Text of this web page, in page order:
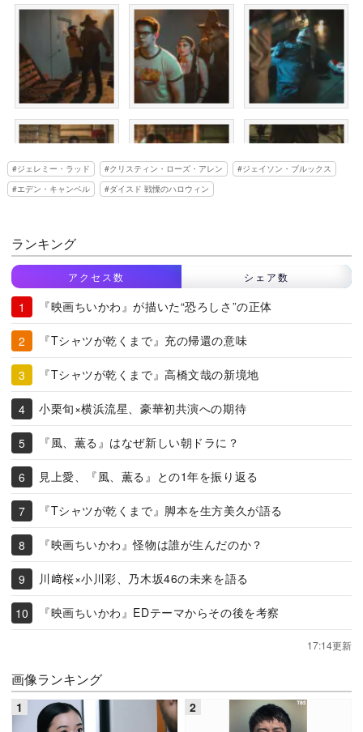
ジェレミー・ラッド クリスティン・ローズ・アレン
ジェイソン・ブルックス
エデン・キャンベル
ダイスド 戦慄のハロウィン
ランキング
アクセス数 シェア数
『映画ちいかわ』が描いた“恐ろしさ”の正体
『Tシャツが乾くまで』充の帰還の意味
『Tシャツが乾くまで』高橋文哉の新境地
小栗旬×横浜流星、豪華初共演への期待
『風、薫る』はなぜ新しい朝ドラに？
見上愛、『風、薫る』との1年を振り返る
『Tシャツが乾くまで』脚本を生方美久が語る
『映画ちいかわ』怪物は誰が生んだのか？
川﨑桜×小川彩、乃木坂46の未来を語る
『映画ちいかわ』EDテーマからその後を考察
17:14更新
画像ランキング